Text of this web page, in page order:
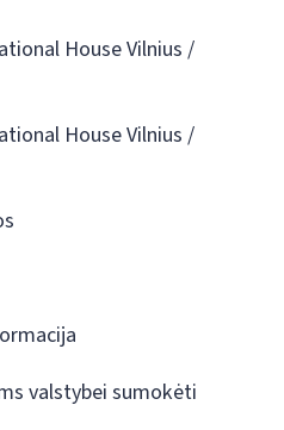
House Vilnius /
House Vilnius /
valstybei sumokėti